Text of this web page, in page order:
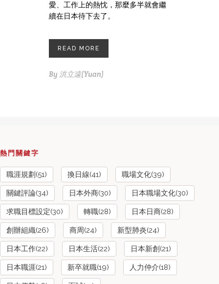
愛、工作上的熱忱，那麼多半就會繼
續在日本待下去了。
READ MORE
By 洪立遠(Yuan)
熱門關鍵字
職涯規劃(51) 換日線(41) 職場文化(39)
關鍵評論(34) 日本外商(30) 日本職場文化(30)
求職目標設定(30) 轉職(28) 日本日商(28)
創辦組織(26) 商周(24) 新型肺炎(24)
日本工作(22) 日本生活(22) 日本新創(21)
日本職涯(21) 新卒就職(19) 人力仲介(18)